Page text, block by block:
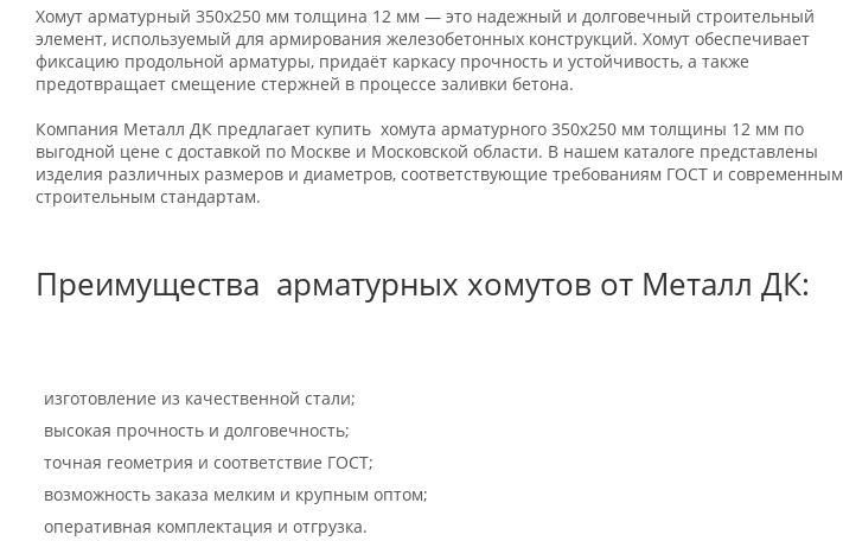
Хомут арматурный 350х250 мм толщина 12 мм — это надежный и долговечный строительный
элемент, используемый для армирования железобетонных конструкций. Хомут обеспечивает
фиксацию продольной арматуры, придаёт каркасу прочность и устойчивость, а также
предотвращает смещение стержней в процессе заливки бетона.
Компания Металл ДК предлагает купить хомута арматурного 350х250 мм толщины 12 мм по
выгодной цене с доставкой по Москве и Московской области. В нашем каталоге представлены
изделия различных размеров и диаметров, соответствующие требованиям ГОСТ и современным
строительным стандартам.
Преимущества арматурных хомутов от Металл ДК:
изготовление из качественной стали;
высокая прочность и долговечность;
точная геометрия и соответствие ГОСТ;
возможность заказа мелким и крупным оптом;
оперативная комплектация и отгрузка.